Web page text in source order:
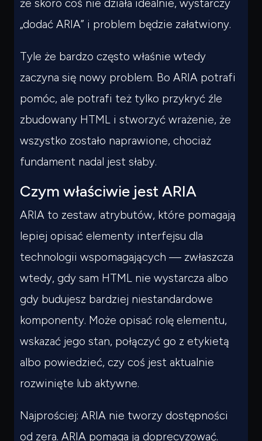
że skoro coś nie działa idealnie, wystarczy
„dodać ARIA” i problem będzie załatwiony.
Tyle że bardzo często właśnie wtedy
zaczyna się nowy problem. Bo ARIA potrafi
pomóc, ale potrafi też tylko przykryć źle
zbudowany HTML i stworzyć wrażenie, że
wszystko zostało naprawione, chociaż
fundament nadal jest słaby.
Czym właściwie jest ARIA
ARIA to zestaw atrybutów, które pomagają
lepiej opisać elementy interfejsu dla
technologii wspomagających — zwłaszcza
wtedy, gdy sam HTML nie wystarcza albo
gdy budujesz bardziej niestandardowe
komponenty. Może opisać rolę elementu,
wskazać jego stan, połączyć go z etykietą
albo powiedzieć, czy coś jest aktualnie
rozwinięte lub aktywne.
Najprościej: ARIA nie tworzy dostępności
od zera. ARIA pomaga ją doprecyzować.